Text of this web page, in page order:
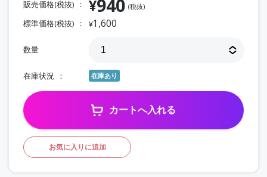
販売価格(税抜) ¥940 (税抜)
標準価格(税抜) ¥1,600
数量
在庫状況 在庫あり
カートへ入れる
お気に入りに追加